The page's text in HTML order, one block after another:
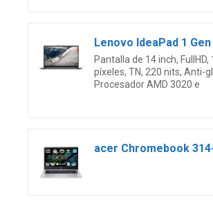
Pantalla de 14 inch, FullHD,
píxeles, TN, 220 nits, Anti-
Procesador AMD 3020 e